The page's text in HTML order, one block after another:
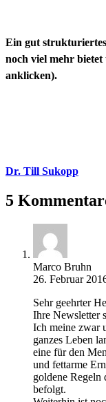
Ein gut
noch viel mehr bietet
anklicken).
Dr. Till Sukopp
5
Marco Bruhn
26. Februar
Sehr geehrter
Ihre Newsletter
Ich meine zwar
ganzes Leben
eine für den
und fettarme
goldene Regeln
befolgt.